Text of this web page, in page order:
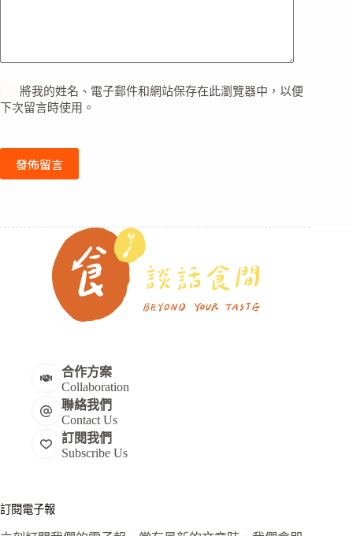
將我的姓名、電子郵件和網站保存在此瀏覽器中，以便
下次留言時使用。
發佈留言
合作方案
Collaboration
聯絡我們
Contact Us
訂閱我們
Subscribe Us
訂閱電子報